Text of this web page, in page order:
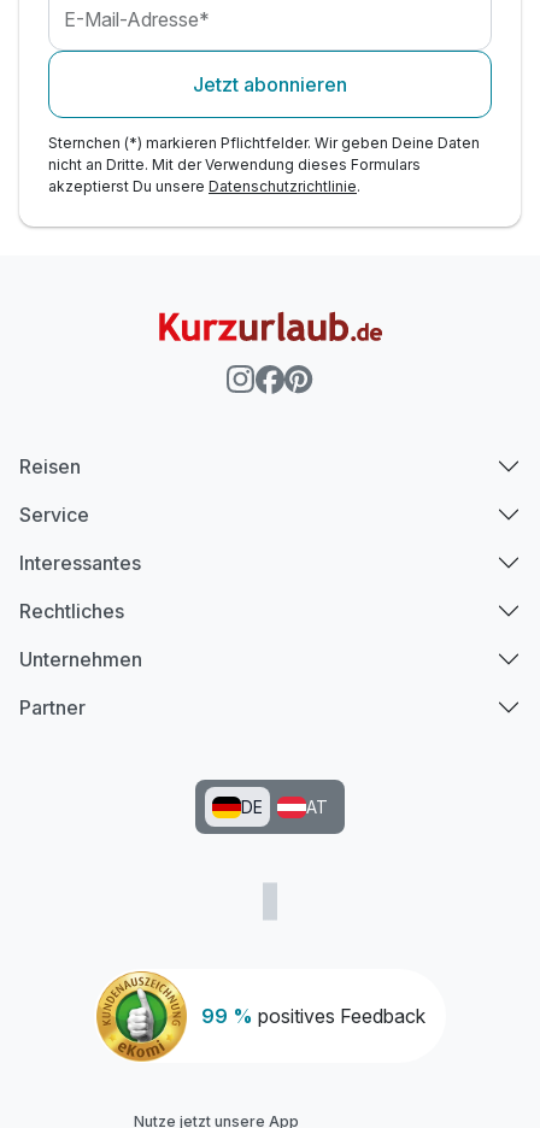
E-Mail-Adresse*
Jetzt abonnieren
Sternchen (*) markieren Pflichtfelder. Wir geben Deine Daten
nicht an Dritte. Mit der Verwendung dieses Formulars
akzeptierst Du unsere Datenschutzrichtlinie.
99 % positives Feedback
Reisen
Service
Interessantes
Rechtliches
Unternehmen
Partner
DE AT
Nutze jetzt unsere App